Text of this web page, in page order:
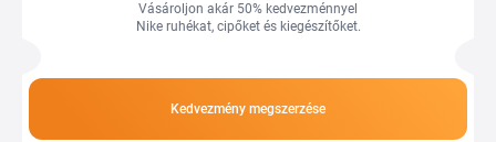
Vásároljon akár 50% kedvezménnyel
Nike ruhékat, cipőket és kiegészítőket.
Kedvezmény megszerzése